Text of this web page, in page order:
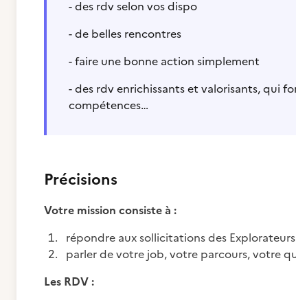
- des rdv selon vos dispo
- de belles rencontres
- faire une bonne action simplement
- des rdv enrichissants et valorisants, qui
compétences…
Précisions
Votre mission consiste à :
répondre aux sollicitations des
parler de votre job, votre parcours, votre
Les RDV :